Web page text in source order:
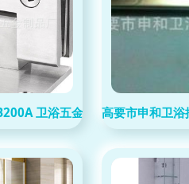
卫浴五金件，安全又耐用
高要市申和卫